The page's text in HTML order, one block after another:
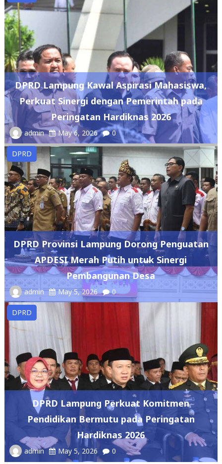
DPRD Lampung Kawal Aspirasi Mahasiswa,
Perkuat Sinergi dengan Pemerintah pada
Peringatan Hardiknas 2026
admin May 6, 2026 0
DPRD
DPRD Provinsi Lampung Dorong Penguatan
APDESI Merah Putih untuk Sinergi
Pembangunan Desa
admin May 5, 2026 0
DPRD
DPRD Lampung Perkuat Komitmen
Pendidikan Bermutu pada Peringatan
Hardiknas 2026
admin May 5, 2026 0